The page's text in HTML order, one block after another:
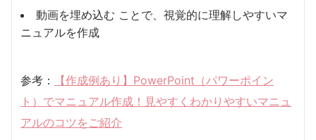
動画を埋め込む ことで、視覚的に理解しやすいマ
ニュアルを作成
参考：
【作成例あり】PowerPoint（パワーポイン
ト）でマニュアル作成！見やすくわかりやすいマニュ
アルのコツをご紹介